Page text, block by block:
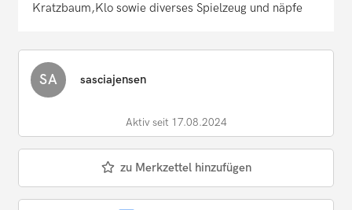
Kratzbaum,Klo sowie diverses Spielzeug und näpfe
SA sasciajensen
Aktiv seit 17.08.2024
zu Merkzettel hinzufügen